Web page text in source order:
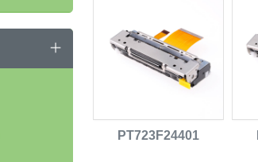
PT723F24401